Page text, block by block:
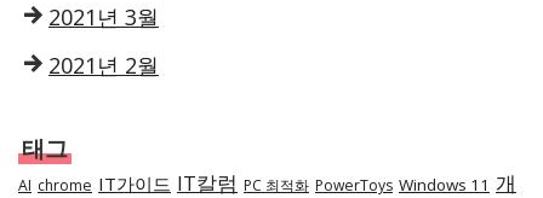
2021년 3월
2021년 2월
태그
AI chrome IT가이드 IT칼럼 PC 최적화 PowerToys Windows 11 개